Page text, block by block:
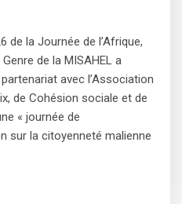
de la Journée de l’Afrique,
de la MISAHEL a
avec l’Association
de Cohésion sociale et de
« journée de
sur la citoyenneté malienne